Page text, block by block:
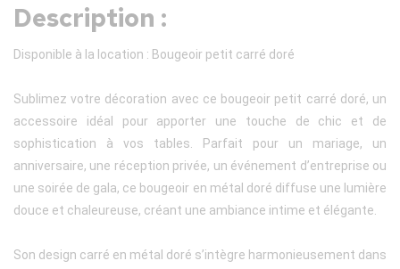
Description :
Disponible à la location : Bougeoir petit carré doré
Sublimez votre décoration avec ce bougeoir petit carré doré, un
accessoire idéal pour apporter une touche de chic et de
sophistication à vos tables. Parfait pour un mariage, un
anniversaire, une réception privée, un événement d’entreprise ou
une soirée de gala, ce bougeoir en métal doré diffuse une lumière
douce et chaleureuse, créant une ambiance intime et élégante.
Son design carré en métal doré s’intègre harmonieusement dans